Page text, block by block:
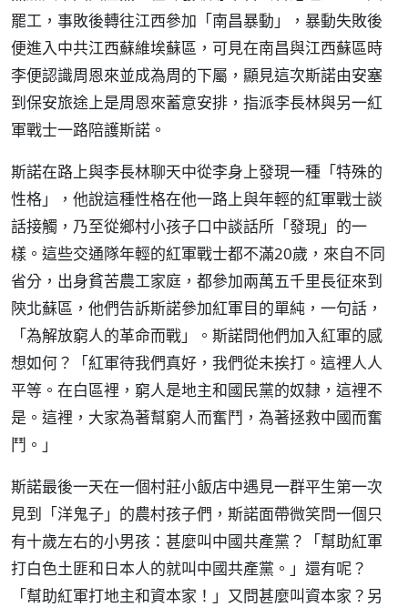
罷工，事敗後轉往江西參加「南昌暴動」，暴動失敗後
便進入中共江西蘇維埃蘇區，可見在南昌與江西蘇區時
李便認識周恩來並成為周的下屬，顯見這次斯諾由安塞
到保安旅途上是周恩來蓄意安排，指派李長林與另一紅
軍戰士一路陪護斯諾。
斯諾在路上與李長林聊天中從李身上發現一種「特殊的
性格」，他說這種性格在他一路上與年輕的紅軍戰士談
話接觸，乃至從鄉村小孩子口中談話所「發現」的一
樣。這些交通隊年輕的紅軍戰士都不滿20歲，來自不同
省分，出身貧苦農工家庭，都參加兩萬五千里長征來到
陝北蘇區，他們告訴斯諾參加紅軍目的單純，一句話，
「為解放窮人的革命而戰」。斯諾問他們加入紅軍的感
想如何？「紅軍待我們真好，我們從未挨打。這裡人人
平等。在白區裡，窮人是地主和國民黨的奴隸，這裡不
是。這裡，大家為著幫窮人而奮鬥，為著拯救中國而奮
鬥。」
斯諾最後一天在一個村莊小飯店中遇見一群平生第一次
見到「洋鬼子」的農村孩子們，斯諾面帶微笑問一個只
有十歲左右的小男孩：甚麼叫中國共產黨？「幫助紅軍
打白色土匪和日本人的就叫中國共產黨。」還有呢？
「幫助紅軍打地主和資本家！」又問甚麼叫資本家？另